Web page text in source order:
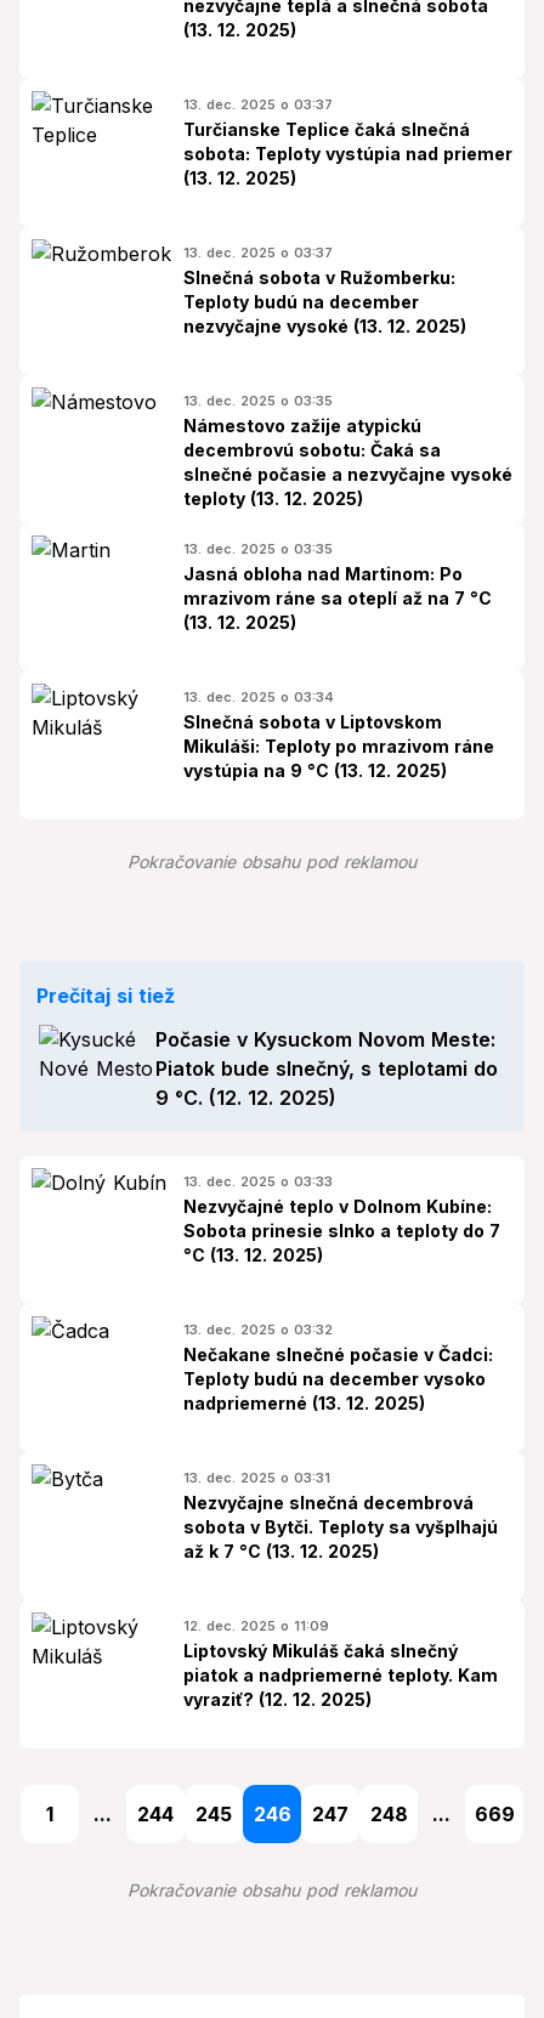
nezvyčajne teplá a slnečná sobota
(13. 12. 2025)
13. dec. 2025 o 03:37
Turčianske Teplice čaká slnečná
sobota: Teploty vystúpia nad priemer
(13. 12. 2025)
13. dec. 2025 o 03:37
Slnečná sobota v Ružomberku:
Teploty budú na december
nezvyčajne vysoké (13. 12. 2025)
13. dec. 2025 o 03:35
Námestovo zažije atypickú
decembrovú sobotu: Čaká sa
slnečné počasie a nezvyčajne vysoké
teploty (13. 12. 2025)
13. dec. 2025 o 03:35
Jasná obloha nad Martinom: Po
mrazivom ráne sa oteplí až na 7 °C
(13. 12. 2025)
13. dec. 2025 o 03:34
Slnečná sobota v Liptovskom
Mikuláši: Teploty po mrazivom ráne
vystúpia na 9 °C (13. 12. 2025)
Pokračovanie obsahu pod reklamou
Prečítaj si tiež
Počasie v Kysuckom Novom Meste:
Piatok bude slnečný, s teplotami do
9 °C. (12. 12. 2025)
13. dec. 2025 o 03:33
Nezvyčajné teplo v Dolnom Kubíne:
Sobota prinesie slnko a teploty do 7
°C (13. 12. 2025)
13. dec. 2025 o 03:32
Nečakane slnečné počasie v Čadci:
Teploty budú na december vysoko
nadpriemerné (13. 12. 2025)
13. dec. 2025 o 03:31
Nezvyčajne slnečná decembrová
sobota v Bytči. Teploty sa vyšplhajú
až k 7 °C (13. 12. 2025)
12. dec. 2025 o 11:09
Liptovský Mikuláš čaká slnečný
piatok a nadpriemerné teploty. Kam
vyraziť? (12. 12. 2025)
1 ... 244 245 246 247 248 ... 669
Pokračovanie obsahu pod reklamou